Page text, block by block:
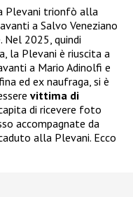
Plevani trionfò alla
a Salvo Veneziano
Nel 2025, quindi
la Plevani è riuscita a
a Mario Adinolfi e
ed ex naufraga, si è
vittima di
di ricevere foto
accompagnate da
alla Plevani. Ecco